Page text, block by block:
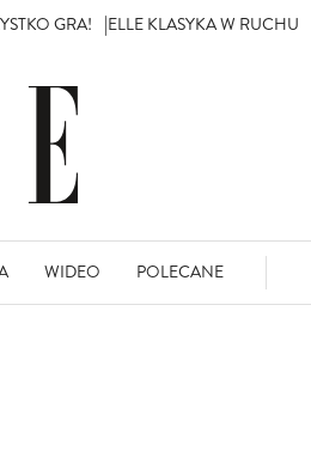
GRA! ELLE KLASYKA W RUCHU
WIDEO POLECANE